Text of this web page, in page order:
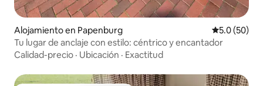
Alojamiento en Papenburg Calificación
5.0 (50)
Tu lugar de anclaje con estilo: céntrico y encantador
Calidad-precio · Ubicación · Exactitud